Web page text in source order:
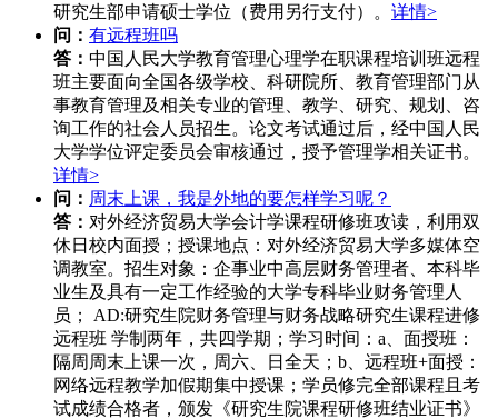
研究生部申请硕士学位（费用另行支付）。 详情>
问： 有远程班吗
答： 中国人民大学教育管理心理学在职课程培训班远程
班主要面向全国各级学校、科研院所、教育管理部门从
事教育管理及相关专业的管理、教学、研究、规划、咨
询工作的社会人员招生。论文考试通过后，经中国人民
大学学位评定委员会审核通过，授予管理学相关证书。
详情>
问： 周末上课，我是外地的要怎样学习呢？
答： 对外经济贸易大学会计学课程研修班攻读，利用双
休日校内面授；授课地点：对外经济贸易大学多媒体空
调教室。招生对象：企事业中高层财务管理者、本科毕
业生及具有一定工作经验的大学专科毕业财务管理人
员； AD:研究生院财务管理与财务战略研究生课程进修
远程班 学制两年，共四学期；学习时间：a、面授班：
隔周周末上课一次，周六、日全天；b、远程班+面授：
网络远程教学加假期集中授课；学员修完全部课程且考
试成绩合格者，颁发《研究生院课程研修班结业证书》